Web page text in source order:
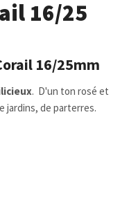
16/25
16/25mm
. D'un ton rosé et
jardins, de parterres.